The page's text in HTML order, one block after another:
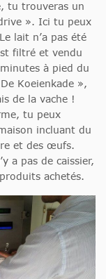
tu trouveras un
». Ici tu peux
lait n’a pas été
filtré et vendu
à pied du
Koeienkade »,
de la vache !
tu peux
incluant du
et des œufs.
a pas de caissier,
achetés.